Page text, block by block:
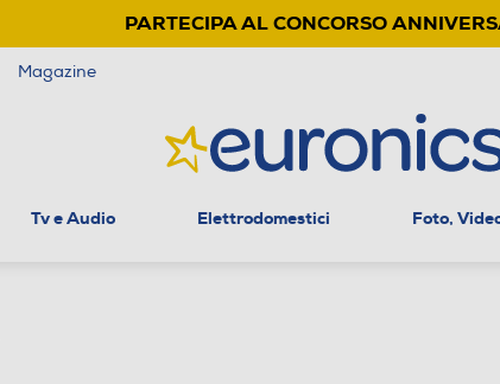
PARTECIPA AL CONCORSO
Magazine
Tv e Audio Elettrodomestici Foto,